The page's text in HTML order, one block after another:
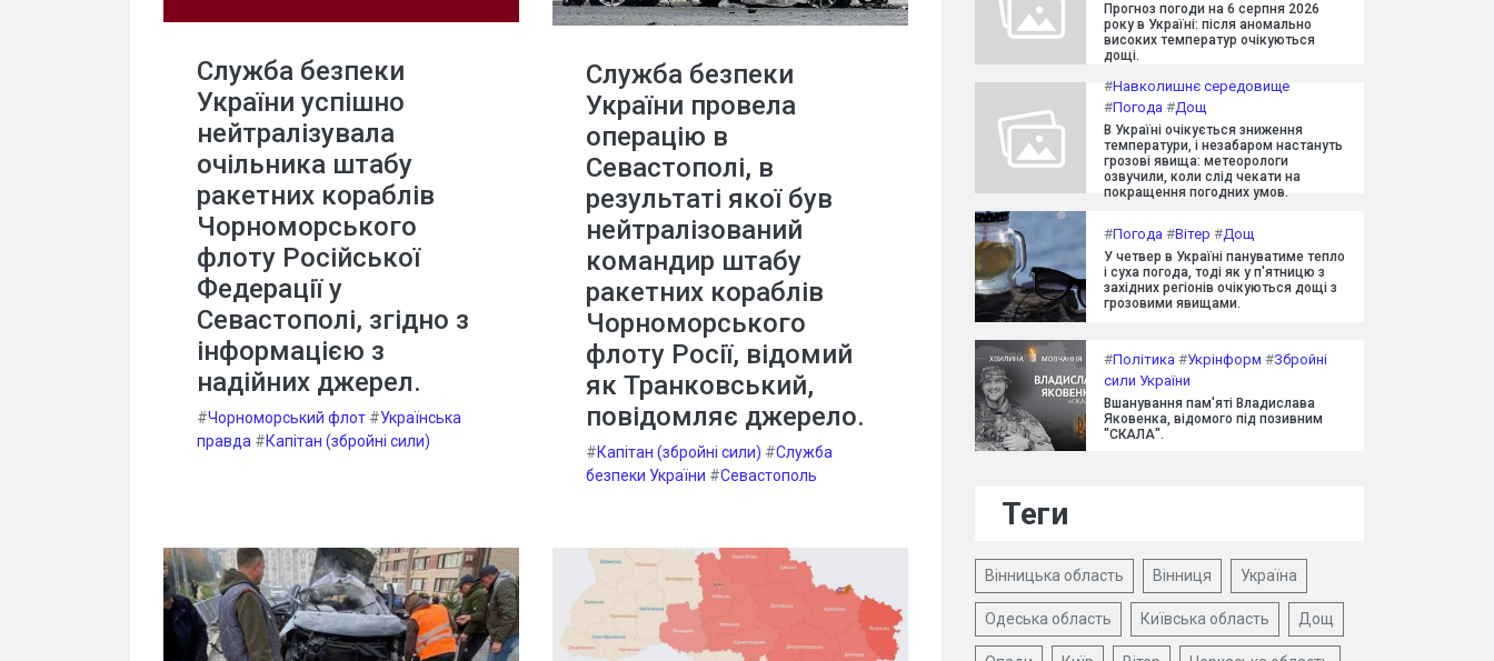
Служба безпеки
України успішно
нейтралізувала
очільника штабу
ракетних кораблів
Чорноморського
флоту Російської
Федерації у
Севастополі, згідно з
інформацією з
надійних джерел.
#Чорноморський флот #Українська
правда #Капітан (збройні сили)
Служба безпеки
України провела
операцію в
Севастополі, в
результаті якої був
нейтралізований
командир штабу
ракетних кораблів
Чорноморського
флоту Росії, відомий
як Транковський,
повідомляє джерело.
#Капітан (збройні сили) #Служба
безпеки України #Севастополь
Прогноз погоди на 6 серпня 2026
року в Україні: після аномально
високих температур очікуються
дощі.
#Навколишнє середовище
#Погода #Дощ
В Україні очікується зниження
температури, і незабаром настануть
грозові явища: метеорологи
озвучили, коли слід чекати на
покращення погодних умов.
#Погода #Вітер #Дощ
У четвер в Україні пануватиме тепло
і суха погода, тоді як у п'ятницю з
західних регіонів очікуються дощі з
грозовими явищами.
#Політика #Укрінформ #Збройні
сили України
Вшанування пам'яті Владислава
Яковенка, відомого під позивним
"СКАЛА".
Теги
Вінницька область Вінниця Україна
Одеська область Київська область Дощ